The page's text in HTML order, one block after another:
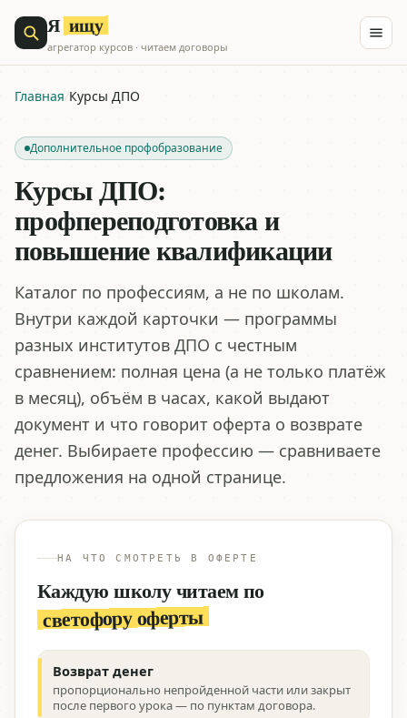
Я ищу
агрегатор курсов · читаем договоры
Главная/Курсы ДПО
Дополнительное профобразование
Курсы ДПО:
профпереподготовка и
повышение квалификации
Каталог по профессиям, а не по школам.
Внутри каждой карточки — программы
разных институтов ДПО с честным
сравнением: полная цена (а не только платёж
в месяц), объём в часах, какой выдают
документ и что говорит оферта о возврате
денег. Выбираете профессию — сравниваете
предложения на одной странице.
НА ЧТО СМОТРЕТЬ В ОФЕРТЕ
Каждую школу читаем по
светофору оферты
Возврат денег
пропорционально непройденной части или закрыт
после первого урока — по пунктам договора.